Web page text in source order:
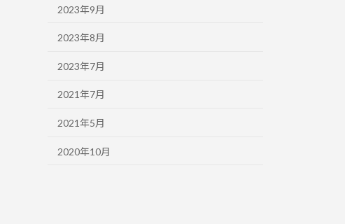
2023年9月
2023年8月
2023年7月
2021年7月
2021年5月
2020年10月